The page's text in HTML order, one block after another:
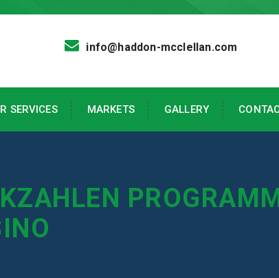
info@haddon-mcclellan.com
SERVICES MARKETS GALLERY